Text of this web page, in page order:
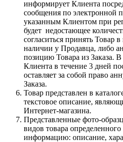
информирует Клиента
сообщения по электронной
указанным Клиентом при
будет недостающее
согласиться принять Товар
наличии у Продавца, либо
позицию Товара из Заказа. В
Клиента в течение 3 дней
оставляет за собой право
Заказа.
Товар представлен в
текстовое описание,
Интернет-магазина.
Представленные фото-
видов товара
информацию: описание,